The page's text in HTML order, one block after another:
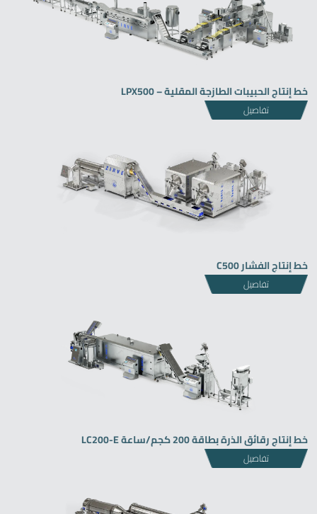
خط إنتاج الحبيبات الطازجة المقلية – LPX500
تفاصيل
خط إنتاج الفشار C500
تفاصيل
خط إنتاج رقائق الذرة بطاقة 200 كجم/ساعة LC200-E
تفاصيل